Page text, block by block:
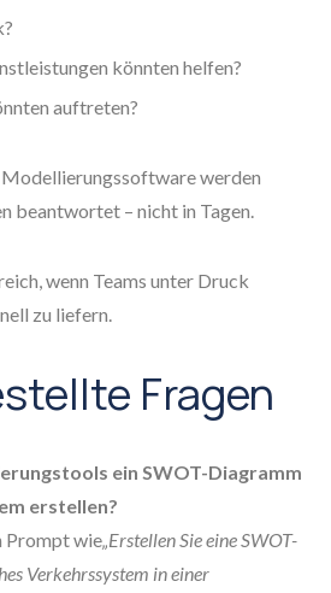
könnten helfen?
auftreten?
werden
beantwortet – nicht in Tagen.
wenn Teams unter Druck
zu liefern.
Fragen
ein SWOT-Diagramm
erstellen?
Prompt wie „Erstellen Sie eine SWOT-
Verkehrssystem in einer